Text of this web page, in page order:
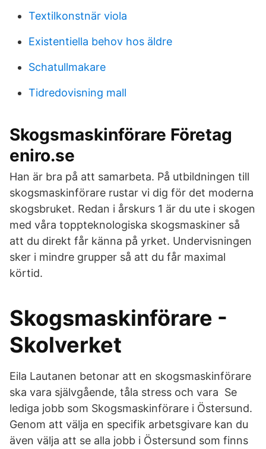
Textilkonstnär viola
Existentiella behov hos äldre
Schatullmakare
Tidredovisning mall
Skogsmaskinförare Företag
eniro.se
Han är bra på att samarbeta. På utbildningen till
skogsmaskinförare rustar vi dig för det moderna
skogsbruket. Redan i årskurs 1 är du ute i skogen
med våra toppteknologiska skogsmaskiner så
att du direkt får känna på yrket. Undervisningen
sker i mindre grupper så att du får maximal
körtid.
Skogsmaskinförare -
Skolverket
Eila Lautanen betonar att en skogsmaskinförare
ska vara självgående, tåla stress och vara Se
lediga jobb som Skogsmaskinförare i Östersund.
Genom att välja en specifik arbetsgivare kan du
även välja att se alla jobb i Östersund som finns